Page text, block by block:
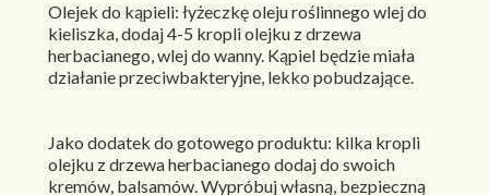
Olejek do kąpieli: łyżeczkę oleju roślinnego wlej do
kieliszka, dodaj 4-5 kropli olejku z drzewa
herbacianego, wlej do wanny. Kąpiel będzie miała
działanie przeciwbakteryjne, lekko pobudzające.
Jako dodatek do gotowego produktu: kilka kropli
olejku z drzewa herbacianego dodaj do swoich
kremów, balsamów. Wypróbuj własną, bezpieczną